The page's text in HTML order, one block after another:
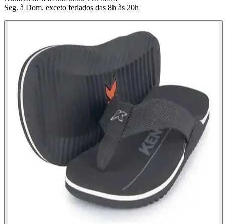
Seg. à Dom. exceto feriados das 8h às 20h